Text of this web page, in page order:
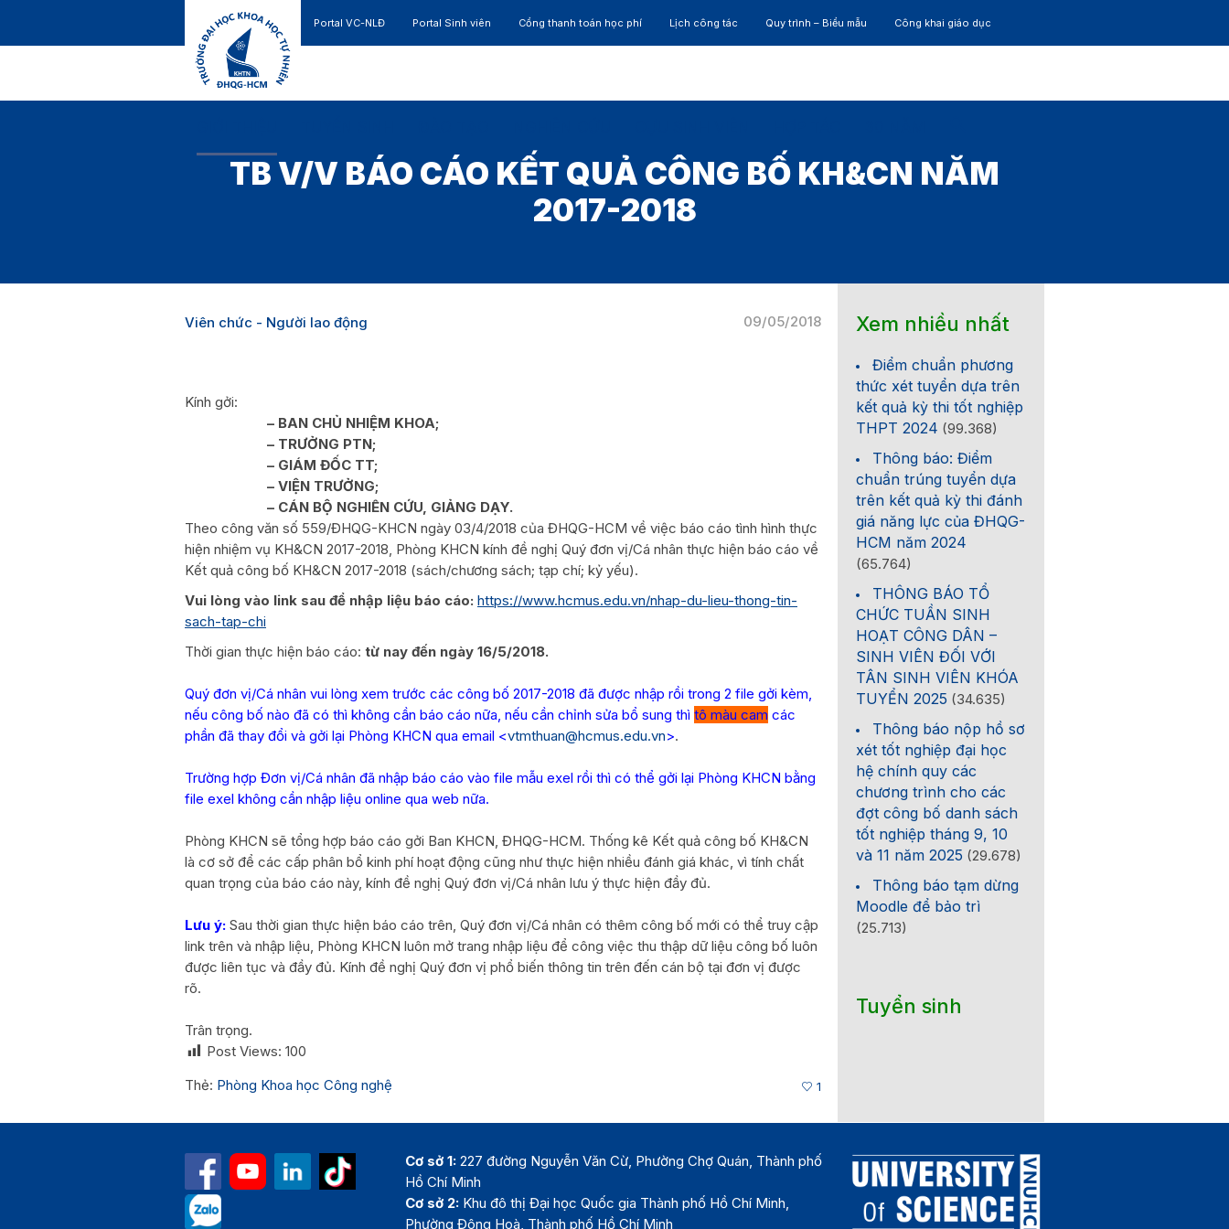
Portal VC-NLĐ Portal Sinh viên Cổng thanh toán học phí Lịch công tác Quy trình – Biểu mẫu Công khai giáo dục
TB V/V BÁO CÁO KẾT QUẢ CÔNG BỐ KH&CN NĂM
2017-2018
09/05/2018
Viên chức - Người lao động
Kính gởi:
– BAN CHỦ NHIỆM KHOA;
– TRƯỞNG PTN;
– GIÁM ĐỐC TT;
– VIỆN TRƯỞNG;
– CÁN BỘ NGHIÊN CỨU, GIẢNG DẠY.
Theo công văn số 559/ĐHQG-KHCN ngày 03/4/2018 của ĐHQG-HCM về việc báo cáo tình hình thực
hiện nhiệm vụ KH&CN 2017-2018, Phòng KHCN kính đề nghị Quý đơn vị/Cá nhân thực hiện báo cáo về
Kết quả công bố KH&CN 2017-2018 (sách/chương sách; tạp chí; kỷ yếu).
Vui lòng vào link sau để nhập liệu báo cáo: https://www.hcmus.edu.vn/nhap-du-lieu-thong-tin-
sach-tap-chi
Thời gian thực hiện báo cáo: từ nay đến ngày 16/5/2018.
Quý đơn vị/Cá nhân vui lòng xem trước các công bố 2017-2018 đã được nhập rồi trong 2 file gởi kèm,
nếu công bố nào đã có thì không cần báo cáo nữa, nếu cần chỉnh sửa bổ sung thì tô màu cam các
phần đã thay đổi và gởi lại Phòng KHCN qua email <vtmthuan@hcmus.edu.vn>.
Trường hợp Đơn vị/Cá nhân đã nhập báo cáo vào file mẫu exel rồi thì có thể gởi lại Phòng KHCN bằng
file exel không cần nhập liệu online qua web nữa.
Phòng KHCN sẽ tổng hợp báo cáo gởi Ban KHCN, ĐHQG-HCM. Thống kê Kết quả công bố KH&CN
là cơ sở để các cấp phân bổ kinh phí hoạt động cũng như thực hiện nhiều đánh giá khác, vì tính chất
quan trọng của báo cáo này, kính đề nghị Quý đơn vị/Cá nhân lưu ý thực hiện đầy đủ.
Lưu ý: Sau thời gian thực hiện báo cáo trên, Quý đơn vị/Cá nhân có thêm công bố mới có thể truy cập
link trên và nhập liệu, Phòng KHCN luôn mở trang nhập liệu để công việc thu thập dữ liệu công bố luôn
được liên tục và đầy đủ. Kính đề nghị Quý đơn vị phổ biến thông tin trên đến cán bộ tại đơn vị được
rõ.
Trân trọng.
Post Views: 100
Thẻ: Phòng Khoa học Công nghệ 1
Xem nhiều nhất
Điểm chuẩn phương
thức xét tuyển dựa trên
kết quả kỳ thi tốt nghiệp
THPT 2024 (99.368)
Thông báo: Điểm
chuẩn trúng tuyển dựa
trên kết quả kỳ thi đánh
giá năng lực của ĐHQG-
HCM năm 2024
(65.764)
THÔNG BÁO TỔ
CHỨC TUẦN SINH
HOẠT CÔNG DÂN –
SINH VIÊN ĐỐI VỚI
TÂN SINH VIÊN KHÓA
TUYỂN 2025 (34.635)
Thông báo nộp hồ sơ
xét tốt nghiệp đại học
hệ chính quy các
chương trình cho các
đợt công bố danh sách
tốt nghiệp tháng 9, 10
và 11 năm 2025 (29.678)
Thông báo tạm dừng
Moodle để bảo trì
(25.713)
Tuyển sinh
Cơ sở 1: 227 đường Nguyễn Văn Cừ, Phường Chợ Quán, Thành phố
Hồ Chí Minh
Cơ sở 2: Khu đô thị Đại học Quốc gia Thành phố Hồ Chí Minh,
Phường Đông Hoà, Thành phố Hồ Chí Minh